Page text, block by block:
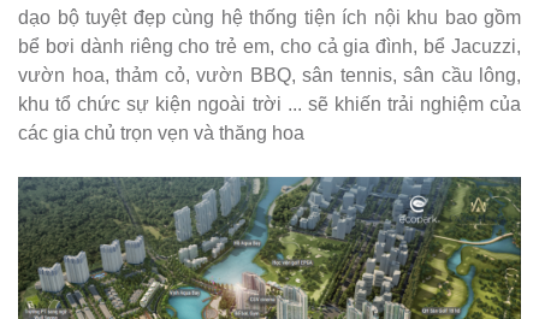
dạo bộ tuyệt đẹp cùng hệ thống tiện ích nội khu bao gồm
bể bơi dành riêng cho trẻ em, cho cả gia đình, bể Jacuzzi,
vườn hoa, thảm cỏ, vườn BBQ, sân tennis, sân cầu lông,
khu tổ chức sự kiện ngoài trời ... sẽ khiến trải nghiệm của
các gia chủ trọn vẹn và thăng hoa